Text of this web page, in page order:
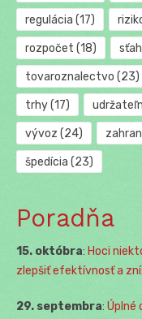
regulácia (17)
rozpočet (18)
tovaroznalectvo (23)
trhy(17)
vývoz (24)
špedícia (23)
Poradňa
15. októbra: Hoci
zlepšiť efektívnosť a
29. septembra: Úplné